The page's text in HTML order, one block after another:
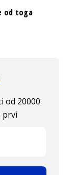
od toga
od 20000
prvi